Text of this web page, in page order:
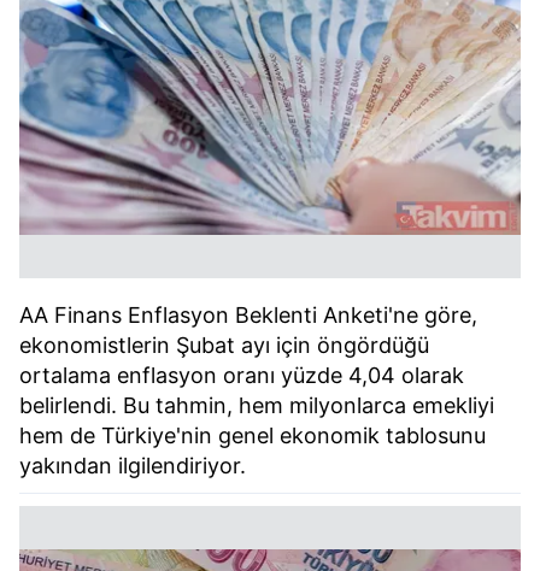
AA Finans Enflasyon Beklenti Anketi'ne göre,
ekonomistlerin Şubat ayı için öngördüğü
ortalama enflasyon oranı yüzde 4,04 olarak
belirlendi. Bu tahmin, hem milyonlarca emekliyi
hem de Türkiye'nin genel ekonomik tablosunu
yakından ilgilendiriyor.